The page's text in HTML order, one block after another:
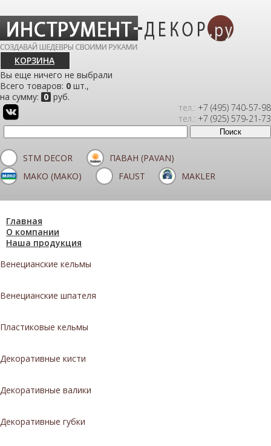
КОРЗИНА
Вы еще ничего не выбрали
Всего товаров: 0 шт.,
на сумму: 0 руб.
тел.: +7 (495) 740-57-98
тел.: +7 (925) 579-21-73
STM DECOR
ПАВАН (PAVAN)
МАКО (MAKO)
FAUST MAKLER
Главная
О компании
Наша продукция
Венецианские кельмы
Венецианские шпателя
Пластиковые кельмы
Декоративные кисти
Декоративные валики
Декоративные губки